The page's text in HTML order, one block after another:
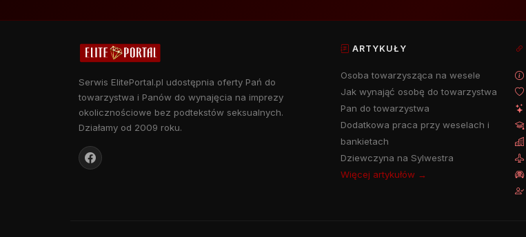
Serwis ElitePortal.pl udostępnia oferty Pań do
towarzystwa i Panów do wynajęcia na imprezy
okolicznościowe bez podtekstów seksualnych.
Działamy od 2009 roku.
ARTYKUŁY
Osoba towarzysząca na wesele
Jak wynająć osobę do towarzystwa
Pan do towarzystwa
Dodatkowa praca przy weselach i
bankietach
Dziewczyna na Sylwestra
Więcej artykułów →